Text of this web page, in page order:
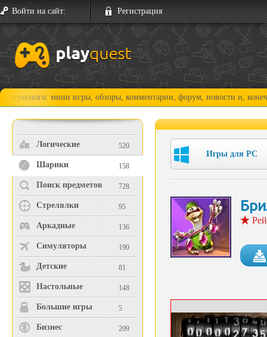
Войти на сайт: Регистрация
мини игры, обзоры, комментарии, форум, новости и, конечно,
Логические 520
Шарики 158
Поиск предметов 728
Стрелялки 95
Аркадные 136
Симуляторы 190
Детские 81
Настольные 148
Большие игры 5
Бизнес 209
Игры для PC